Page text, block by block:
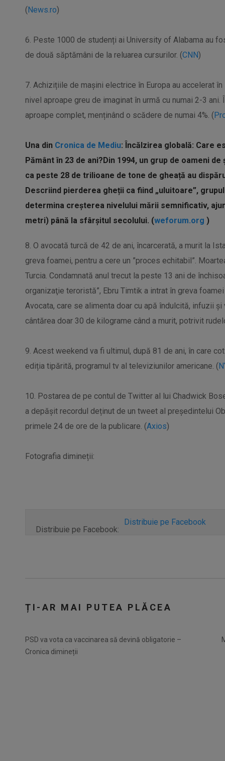
(News.ro)
6. Peste 1000 de studenți ai University of Alabama au
de două săptămâni de la reluarea cursurilor. (CNN)
7. Achizițiile de mașini electrice în Europa au accelerat
nivel aproape greu de imaginat în urmă cu numai 2-3
aproape complet, menținând o scădere de numai 4%. (
Una din Cronica de Mediu: Încălzirea globală: Care
Pământ în 23 de ani?Din 1994, un grup de oameni
ca peste 28 de trilioane de tone de gheață au
Descriind pierderea gheții ca fiind „uluitoare”,
determina creșterea nivelului mării semnificativ,
metri) până la sfârșitul secolului. (weforum.org )
8. O avocată turcă de 42 de ani, încarcerată, a murit la
greva foamei, pentru a cere un ”proces echitabil”.
Turcia. Condamnată anul trecut la peste 13 ani de
organizaţie teroristă”, Ebru Timtik a intrat în greva
Avocata, care se alimenta doar cu apă îndulcită, infuzii
cântărea doar 30 de kilograme când a murit, potrivit
9. Acest weekend va fi ultimul, după 81 de ani, în care
ediția tipărită, programul tv al televiziunilor americane. (
10. Postarea de pe contul de Twitter al lui Chadwick
a depășit recordul deținut de un tweet al președintelui
primele 24 de ore de la publicare. (Axios)
Fotografia dimineții:
Distribuie pe Facebook:
Distribuie pe Facebook
ȚI-AR MAI PUTEA PLĂCEA
PSD va vota ca vaccinarea să devină obligatorie –
Cronica dimineții